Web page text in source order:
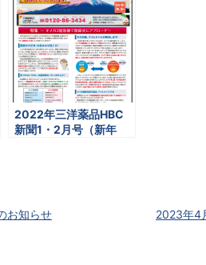
2022年三洋薬品HBC
新聞1・2月号（新年
お知らせ
2023年4